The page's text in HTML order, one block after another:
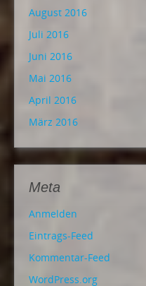
August 2016
Juli 2016
Juni 2016
Mai 2016
April 2016
März 2016
Meta
Anmelden
Eintrags-Feed
Kommentar-Feed
WordPress.org